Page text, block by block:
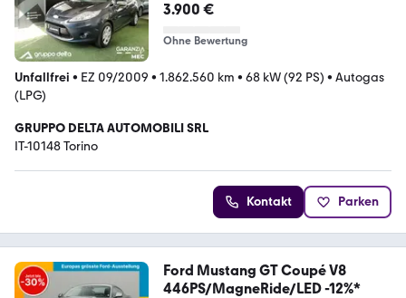
3.900 €
Ohne Bewertung
Unfallfrei • EZ 09/2009 • 1.862.560 km • 68 kW (92 PS) • Autogas
(LPG)
GRUPPO DELTA AUTOMOBILI SRL
IT-10148 Torino
Kontakt Parken
Ford Mustang GT Coupé V8
446PS/MagneRide/LED -12%*